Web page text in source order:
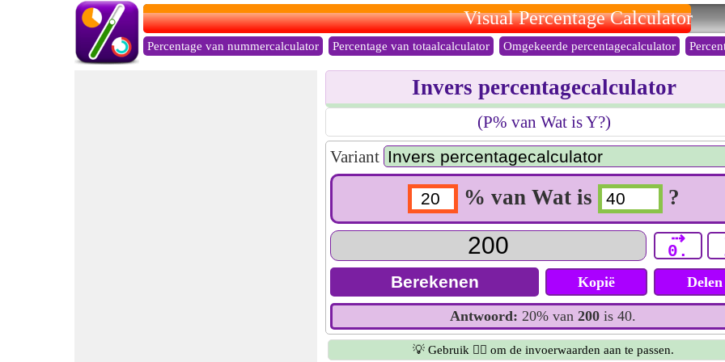
Visual Percentage Calculator
Percentage van nummercalculator Percentage van totaalcalculator Omgekeerde percentagecalculator
Invers percentagecalculator
(P% van Wat is Y?)
Variant
% van Wat is ?
⇢
0.
Kopië Delen
Antwoord: 20% van 200 is 40.
💡 Gebruik 👆🏻 om de invoerwaarden aan te passen.